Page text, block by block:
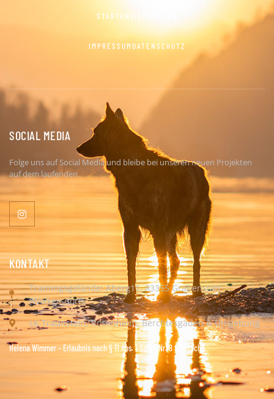
STARTERZIEHUNG
IMPRESSUM DATENSCHUTZ
SOCIAL MEDIA
Folge uns auf Social Media und bleibe bei unseren neuen Projekten
auf dem laufenden.
KONTAKT
Trainingsgelände: Aberg11, 83355 Grabenstätt
(Wolkersdorf)
LK Traunstein, Rosenheim, Berchtesgaden & Umgebung
Helena Wimmer – Erlaubnis nach § 11 Abs. 1 Satz 1 Nr. 8 f TierSchG